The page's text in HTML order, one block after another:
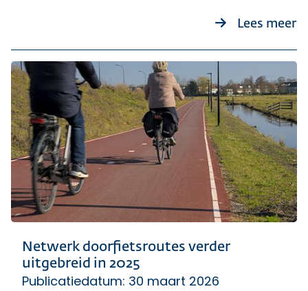
Lees meer
Netwerk doorfietsroutes verder
uitgebreid in 2025
Publicatiedatum: 30 maart 2026